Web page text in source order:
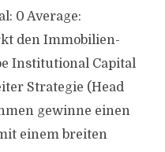
0 Average:
den Immobilien-
Institutional Capital
Strategie (Head
gewinne einen
einem breiten